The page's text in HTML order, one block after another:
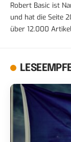
Robert Basic ist
und hat die Seite
über 12.000